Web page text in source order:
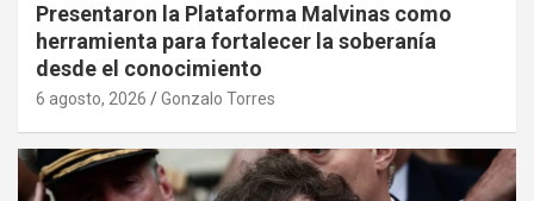
Presentaron la Plataforma Malvinas como
herramienta para fortalecer la soberanía
desde el conocimiento
6 agosto, 2026 Gonzalo Torres